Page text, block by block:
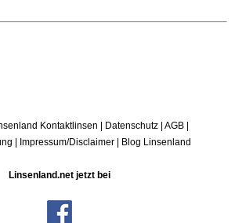
Kontaktlinsen | Datenschutz| AGB|
| Impressum/Disclaimer | Blog Linsenland
Linsenland.net jetzt bei